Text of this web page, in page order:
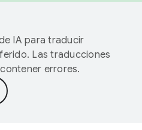
IA para traducir
Las traducciones
errores.